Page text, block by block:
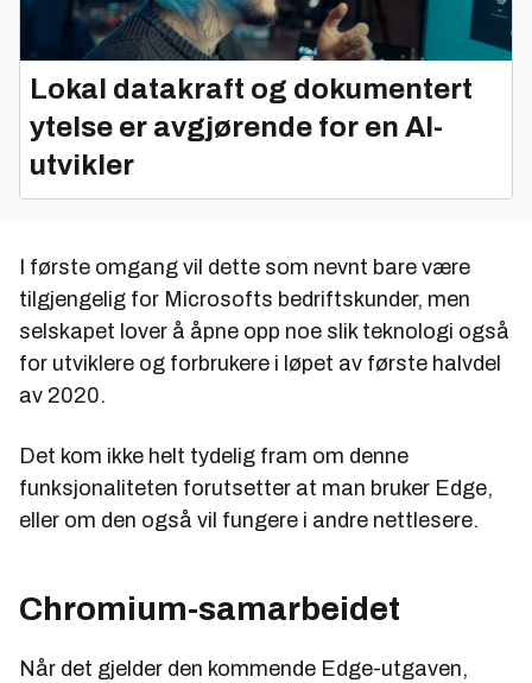
Lokal datakraft og dokumentert
ytelse er avgjørende for en AI-
utvikler
I første omgang vil dette som nevnt bare være
tilgjengelig for Microsofts bedriftskunder, men
selskapet lover å åpne opp noe slik teknologi også
for utviklere og forbrukere i løpet av første halvdel
av 2020.
Det kom ikke helt tydelig fram om denne
funksjonaliteten forutsetter at man bruker Edge,
eller om den også vil fungere i andre nettlesere.
Chromium-samarbeidet
Når det gjelder den kommende Edge-utgaven,